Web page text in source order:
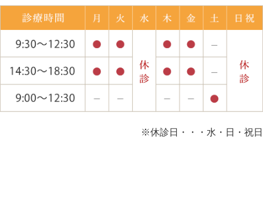
※休診日・・・水・日・祝日